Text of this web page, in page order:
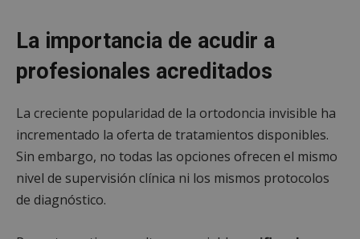
La importancia de acudir a
profesionales acreditados
La creciente popularidad de la ortodoncia invisible ha
incrementado la oferta de tratamientos disponibles.
Sin embargo, no todas las opciones ofrecen el mismo
nivel de supervisión clínica ni los mismos protocolos
de diagnóstico.